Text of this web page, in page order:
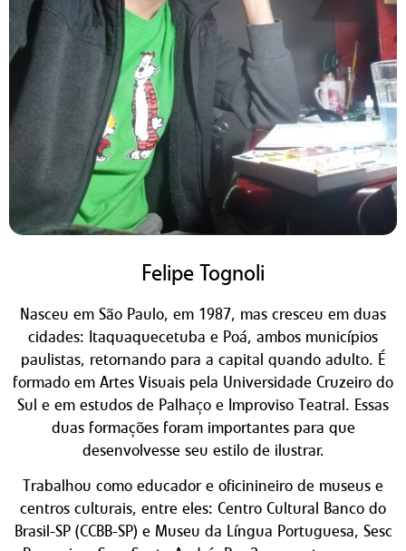
Felipe Tognoli
Nasceu em São Paulo, em 1987, mas cresceu em duas
cidades: Itaquaquecetuba e Poá, ambos municípios
paulistas, retornando para a capital quando adulto. É
formado em Artes Visuais pela Universidade Cruzeiro do
Sul e em estudos de Palhaço e Improviso Teatral. Essas
duas formações foram importantes para que
desenvolvesse seu estilo de ilustrar.
Trabalhou como educador e oficinineiro de museus e
centros culturais, entre eles: Centro Cultural Banco do
Brasil-SP (CCBB-SP) e Museu da Língua Portuguesa, Sesc